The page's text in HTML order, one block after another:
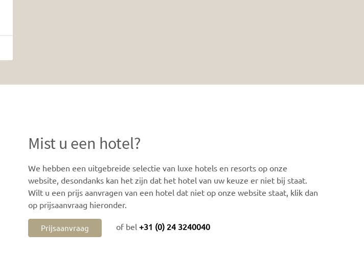
Mist u een hotel?
We hebben een uitgebreide selectie van luxe hotels en resorts op onze
website, desondanks kan het zijn dat het hotel van uw keuze er niet bij staat.
Wilt u een prijs aanvragen van een hotel dat niet op onze website staat, klik dan
op prijsaanvraag hieronder.
Prijsaanvraag of bel +31 (0) 24 3240040